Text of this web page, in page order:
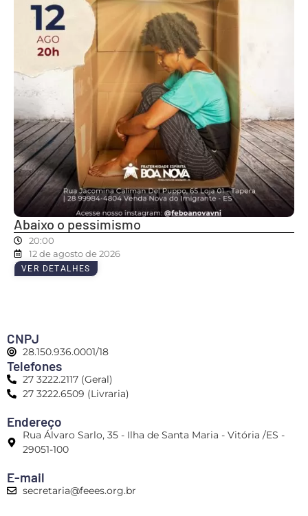
Abaixo o pessimismo
20:00
12 de agosto de 2026
VER DETALHES
CNPJ
28.150.936.0001/18
Telefones
27 3222.2117 (Geral)
27 3222.6509 (Livraria)
Endereço
Rua Álvaro Sarlo, 35 - Ilha de Santa Maria - Vitória /ES -
29051-100
E-mail
secretaria@feees.org.br